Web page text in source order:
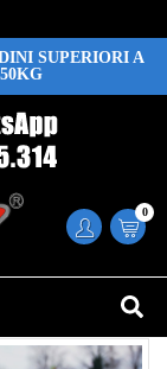
SUPERIORI A
0